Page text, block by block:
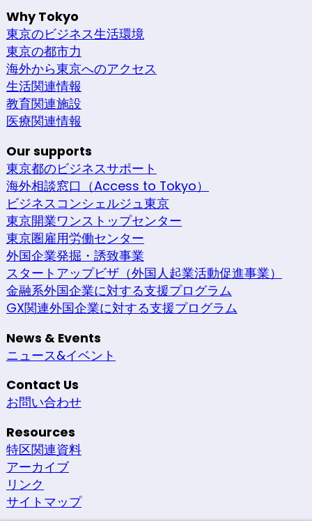
Why Tokyo
東京のビジネス生活環境
東京の都市力
海外から東京へのアクセス
生活関連情報
教育関連施設
医療関連情報
Our supports
東京都のビジネスサポート
海外相談窓口（Access to Tokyo）
ビジネスコンシェルジュ東京
東京開業ワンストップセンター
東京圏雇用労働センター
外国企業発掘・誘致事業
スタートアップビザ（外国人起業活動促進事業）
金融系外国企業に対する支援プログラム
GX関連外国企業に対する支援プログラム
News & Events
ニュース&イベント
Contact Us
お問い合わせ
Resources
特区関連資料
アーカイブ
リンク
サイトマップ